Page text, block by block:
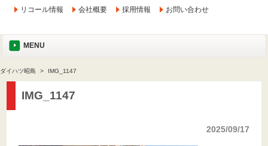
リコール情報 会社概要 採用情報 お問い合わせ
MENU
ダイハツ昭島 IMG_1147
IMG_1147
2025/09/17